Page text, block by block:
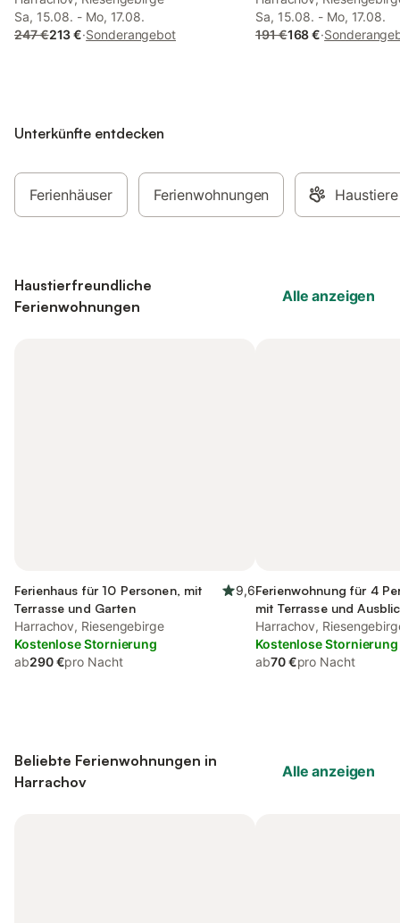
Sa, 15.08. - Mo, 17.08.
247 €213 €·Sonderangebot
Sa, 15.08. - Mo, 17.08.
191 €168 €·
Unterkünfte entdecken
Ferienhäuser Ferienwohnungen
Haustierfreundliche
Ferienwohnungen
Alle anzeigen
Ferienhaus für 10 Personen, mit
Terrasse und Garten
9,6
Harrachov, Riesengebirge
Kostenlose Stornierung
ab290 €pro Nacht
Ferienwohnung für 4
mit Terrasse und
Garten
Harrachov,
Kostenlose Stornierung
ab70 €pro Nacht
Beliebte Ferienwohnungen in
Harrachov
Alle anzeigen